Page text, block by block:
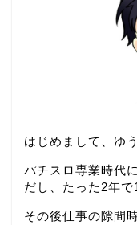
はじめまして、ゆ
パチスロ専業時代
だし、たった2年で
その後仕事の隙間